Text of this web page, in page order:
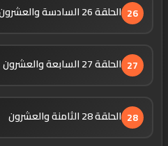
26 الحلقة 26 السادسة والعشرون
27 الحلقة 27 السابعة والعشرون
28 الحلقة 28 الثامنة والعشرون